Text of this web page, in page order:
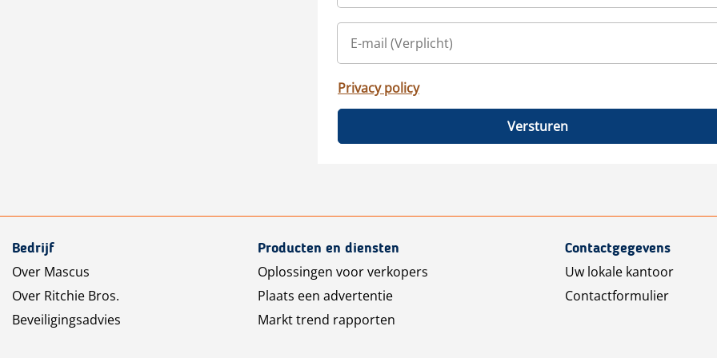
Privacy policy
Versturen
Bedrijf
Over Mascus
Over Ritchie Bros.
Beveiligingsadvies
Producten en diensten
Oplossingen voor verkopers
Plaats een advertentie
Markt trend rapporten
Contactgegevens
Uw lokale kantoor
Contactformulier